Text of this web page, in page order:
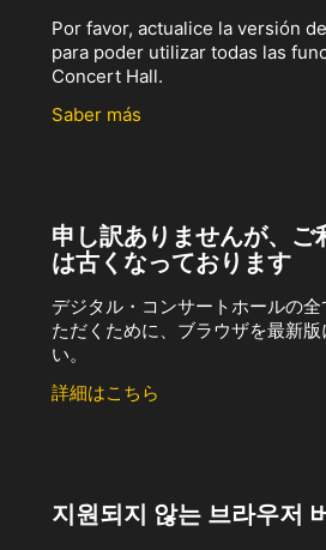
Por favor, actualice la versión
para poder utilizar todas las
Concert Hall.
Saber más
申し訳ありませんが、ご
は古くなっております
デジタル・コンサートホールの
ただくために、ブラウザを最新
い。
詳細はこちら
지원되지 않는 브라우저